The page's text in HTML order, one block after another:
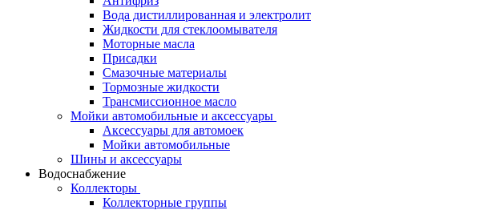
Вода дистиллированная и электролит
Жидкости для стеклоомывателя
Моторные масла
Присадки
Смазочные материалы
Тормозные жидкости
Трансмиссионное масло
Мойки автомобильные и аксессуары
Аксессуары для автомоек
Мойки автомобильные
Шины и аксессуары
Водоснабжение
Коллекторы
Коллекторные группы